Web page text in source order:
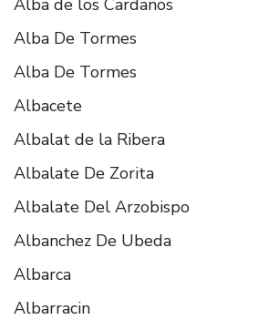
Alba De Tormes
Alba De Tormes
Albacete
Albalat de la Ribera
Albalate De Zorita
Albalate Del Arzobispo
Albanchez De Ubeda
Albarca
Albarracin